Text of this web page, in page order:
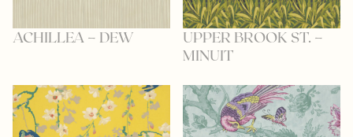
ACHILLEA – DEW
UPPER BROOK ST. –
MINUIT